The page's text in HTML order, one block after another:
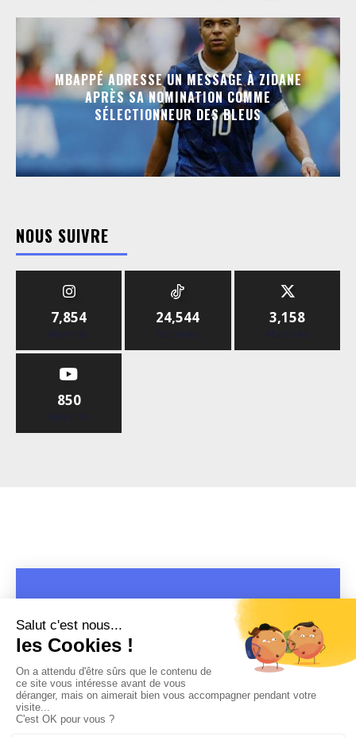
MBAPPÉ ADRESSE UN MESSAGE À ZIDANE
APRÈS SA NOMINATION COMME
SÉLECTIONNEUR DES BLEUS
NOUS SUIVRE
7,854
Abonnés
24,544
Abonnés
3,158
Abonnés
850
Abonnés